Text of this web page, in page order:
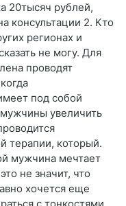
20тысяч рублей,
консультации 2. Кто
регионах и
не могу. Для
проводят
под собой
увеличить
терапии, который.
мужчина мечтает
не значит, что
хочется еще